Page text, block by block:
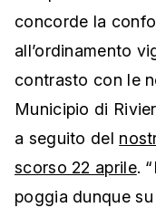
concorde la
all’ordinamento
contrasto con le
Municipio di
a seguito del
scorso 22 aprile.
poggia dunque